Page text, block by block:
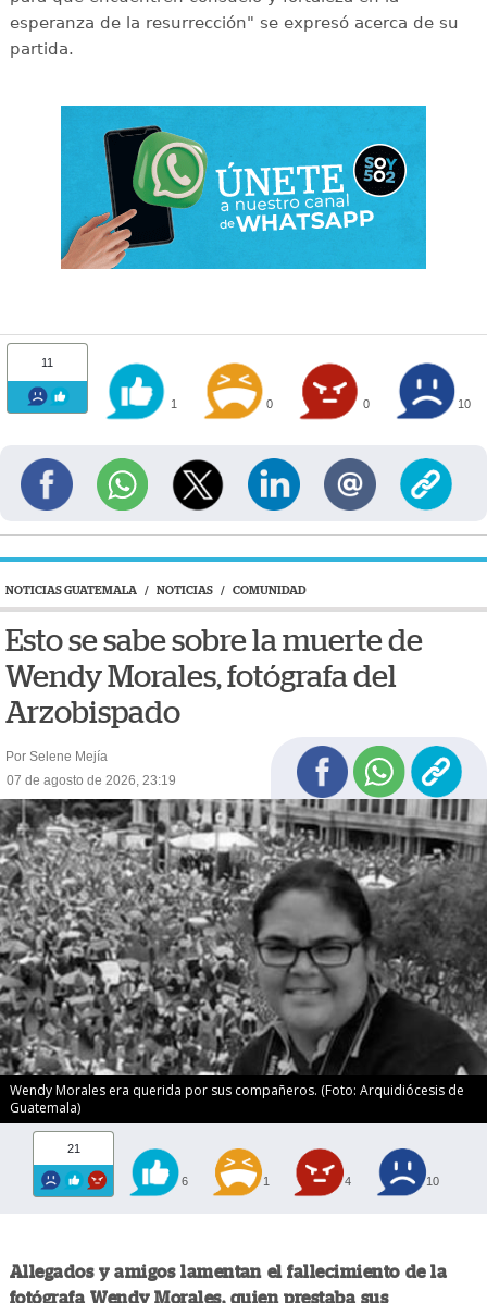
esperanza de la resurrección" se expresó acerca de su
partida.
11
1 0 0 10
NOTICIAS GUATEMALA / NOTICIAS / COMUNIDAD
Esto se sabe sobre la muerte de
Wendy Morales, fotógrafa del
Arzobispado
Por Selene Mejía
07 de agosto de 2026, 23:19
Wendy Morales era querida por sus compañeros. (Foto: Arquidiócesis de
Guatemala)
21
6 1 4 10
Allegados y amigos lamentan el fallecimiento de la
fotógrafa Wendy Morales, quien prestaba sus